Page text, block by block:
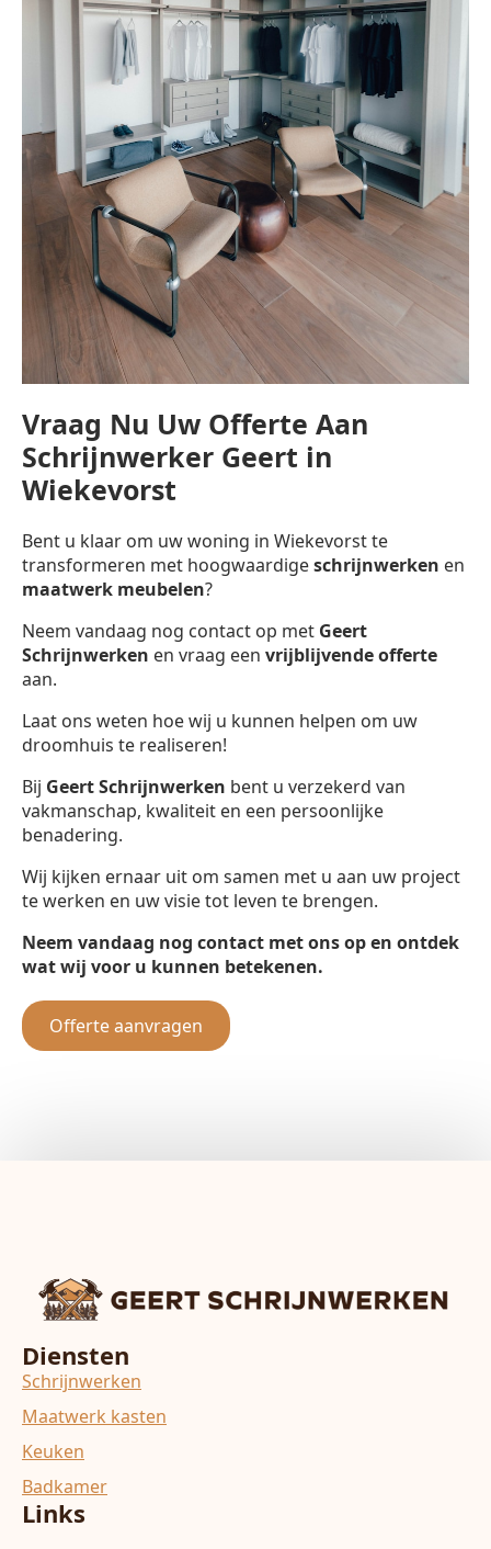
Vraag Nu Uw Offerte Aan
Schrijnwerker Geert in
Wiekevorst
Bent u klaar om uw woning in Wiekevorst te
transformeren met hoogwaardigeschrijnwerken en
maatwerk meubelen?
Neem vandaag nog contact op met Geert
Schrijnwerken en vraag een vrijblijvende offerte
aan.
Laat ons weten hoe wij u kunnen helpen om uw
droomhuis te realiseren!
Bij Geert Schrijnwerken bent u verzekerd van
vakmanschap, kwaliteit en een persoonlijke
benadering.
Wij kijken ernaar uit om samen met u aan uw project
te werken en uw visie tot leven te brengen.
Neem vandaag nog contact met ons op en ontdek
wat wij voor u kunnen betekenen.
Offerte aanvragen
Diensten
Schrijnwerken
Maatwerk kasten
Keuken
Badkamer
Links